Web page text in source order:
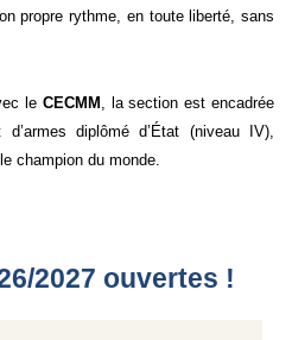
propre rythme, en toute liberté, sans
le CECMM , la section est encadrée
diplômé d’État (niveau IV),
champion du monde.
2027 ouvertes !